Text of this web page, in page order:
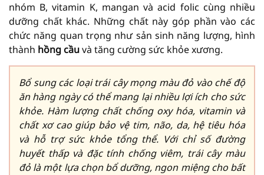
nhóm B, vitamin K, mangan và acid folic cùng nhiều
dưỡng chất khác. Những chất này góp phần vào các
chức năng quan trọng như sản sinh năng lượng, hình
thành hồng cầuvà tăng cường sức khỏe xương.
Bổ sung các loại trái cây mọng màu đỏ vào chế độ
ăn hàng ngày có thể mang lại nhiều lợi ích cho sức
khỏe. Hàm lượng chất chống oxy hóa, vitamin và
chất xơ cao giúp bảo vệ tim, não, da, hệ tiêu hóa
và hỗ trợ sức khỏe tổng thể. Với chỉ số đường
huyết thấp và đặc tính chống viêm, trái cây màu
đỏ là một lựa chọn bổ dưỡng, ngon miệng cho bất